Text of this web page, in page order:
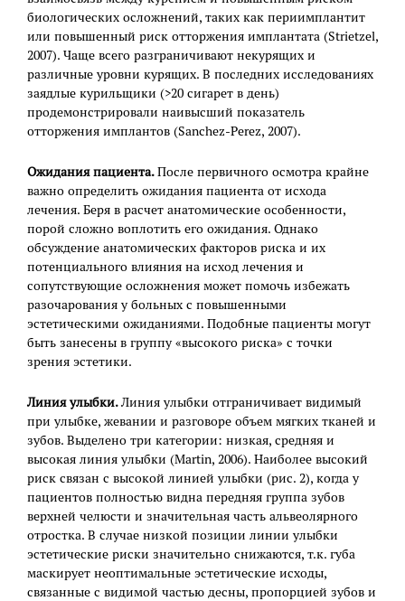
биологических осложнений, таких как периимплантит
или повышенный риск отторжения имплантата (Strietzel,
2007). Чаще всего разграничивают некурящих и
различные уровни курящих. В последних исследованиях
заядлые курильщики (>20 сигарет в день)
продемонстрировали наивысший показатель
отторжения имплантов (Sanchez-Perez, 2007).
Ожидания пациента.После первичного осмотра крайне
важно определить ожидания пациента от исхода
лечения. Беря в расчет анатомические особенности,
порой сложно воплотить его ожидания. Однако
обсуждение анатомических факторов риска и их
потенциального влияния на исход лечения и
сопутствующие осложнения может помочь избежать
разочарования у больных с повышенными
эстетическими ожиданиями. Подобные пациенты могут
быть занесены в группу «высокого риска» с точки
зрения эстетики.
Линия улыбки.Линия улыбки отграничивает видимый
при улыбке, жевании и разговоре объем мягких тканей и
зубов. Выделено три категории: низкая, средняя и
высокая линия улыбки (Martin, 2006). Наиболее высокий
риск связан с высокой линией улыбки (рис. 2), когда у
пациентов полностью видна передняя группа зубов
верхней челюсти и значительная часть альвеолярного
отростка. В случае низкой позиции линии улыбки
эстетические риски значительно снижаются, т.к. губа
маскирует неоптимальные эстетические исходы,
связанные с видимой частью десны, пропорцией зубов и